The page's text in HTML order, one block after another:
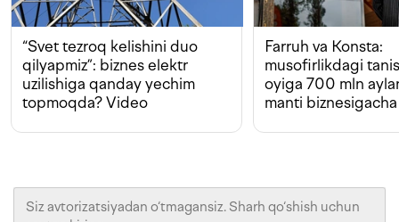
“Svet tezroq kelishini duo
qilyapmiz”: biznes elektr
uzilishiga qanday yechim
topmoqda? Video
Farruh va Konsta:
musofirlikdagi
oyiga 700 mln
manti biznesigacha